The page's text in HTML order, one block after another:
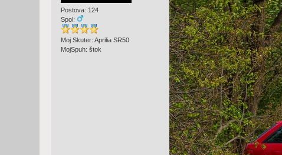
Postova: 124
Spol:
Moj Skuter: Aprilia SR50
MojSpuh: štok